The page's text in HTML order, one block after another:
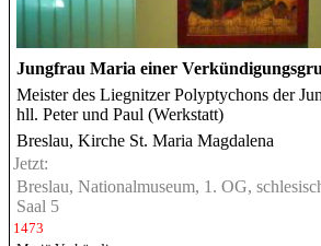
Jungfrau Maria einer
Meister des Liegnitzer Polyptychons der
hll. Peter und Paul (Werkstatt)
Breslau, Kirche St. Maria Magdalena
Jetzt:
Breslau, Nationalmuseum, 1. OG,
Saal 5
1473